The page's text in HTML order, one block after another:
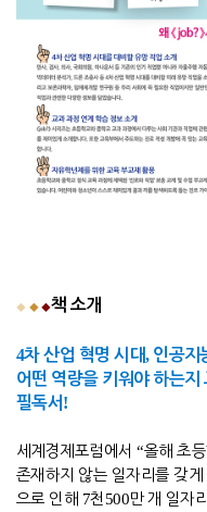
◆ ◆ ◆책 소개
4차 산업 혁명 시대, 인공지
어떤 역량을 키워야 하는지
필독서 !
세계경제포럼에서“올해 초
존재하지 않는 일자리를 갖게
으로 인해 7천 500만 개 일자